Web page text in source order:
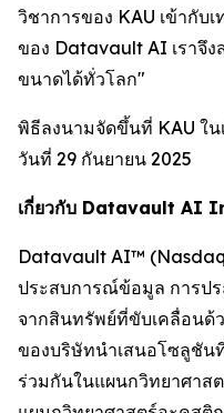
วิชาการของ KAU เข้ากับ
ของ Datavault AI เราจึ
ขนาดได้ทั่วโลก"
พิธีลงนามจัดขึ้นที่ KAU ใน
วันที่ 29 กันยายน 2025
เกี่ยวกับ Datavault AI
Datavault AI™
ประสบการณ์ข้อมูล การปร
จากสินทรัพย์ที่ขับเคลื่อนด้
ของบริษัทนำเสนอโซลูชัน
ร่วมกันในแผนกวิทยาศาส